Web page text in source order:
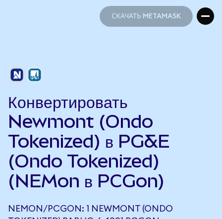
СКАЧАТЬ METAMASK
Конвертировать
Newmont (Ondo
Tokenized) в PG&E
(Ondo Tokenized)
(NEMon в PCGon)
NEMON/PCGON: 1 NEWMONT (ONDO